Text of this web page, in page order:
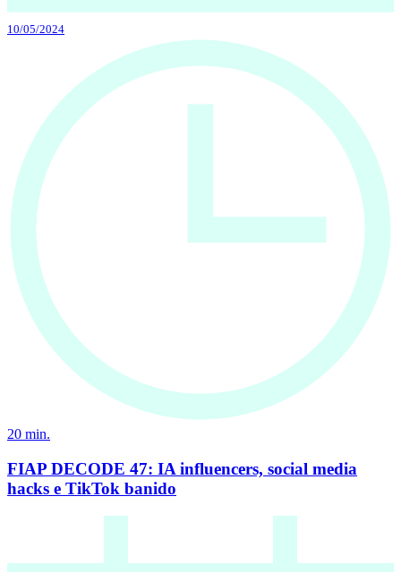
10/05/2024
20 min.
FIAP DECODE 47: IA influencers, social media
hacks e TikTok banido